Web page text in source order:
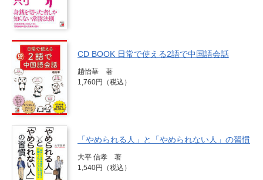
CD BOOK 日常で使える2語で中国語会話
趙怡華 著
1,760円（税込）
「やめられる人」と「やめられない人」の習慣
大平 信孝 著
1,540円（税込）